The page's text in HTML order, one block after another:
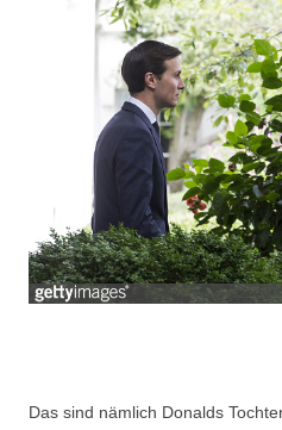
Das sind nämlich Donalds